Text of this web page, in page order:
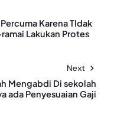
Karena TIdak
Lakukan Protes
Next
Mengabdi Di sekolah
ada Penyesuaian Gaji